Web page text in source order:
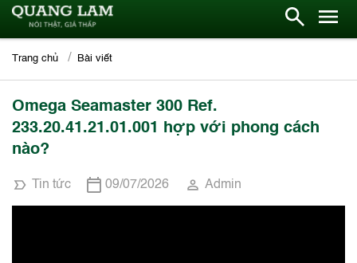
Trang chủ Bài viết
Omega Seamaster 300 Ref.
233.20.41.21.01.001 hợp với phong cách
nào?
Tin tức 09/07/2026 Admin